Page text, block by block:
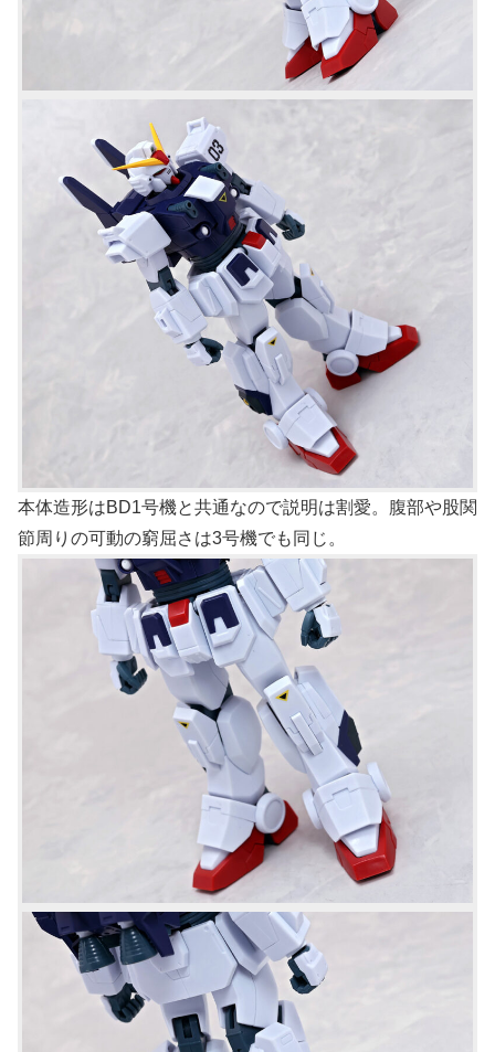
本体造形はBD1号機と共通なので説明は割愛。腹部や股関
節周りの可動の窮屈さは3号機でも同じ。